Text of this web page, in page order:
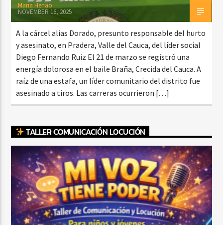
Maria Henao
NOVEMBER 16, 2025
A la cárcel alias Dorado, presunto responsable del hurto
y asesinato, en Pradera, Valle del Cauca, del líder social
Diego Fernando Ruiz El 21 de marzo se registró una
energía dolorosa en el baile Braña, Crecida del Cauca. A
raíz de una estafa, un líder comunitario del distrito fue
asesinado a tiros. Las carreras ocurrieron […]
TALLER COMUNICACIÓN LOCUCIÓN